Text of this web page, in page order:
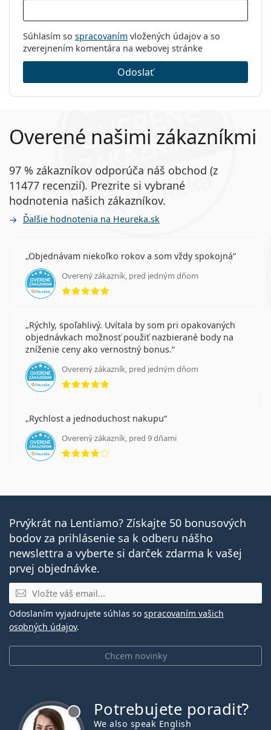
Súhlasím so spracovaním vložených údajov a so
zverejnením komentára na webovej stránke
Odoslať
Overené našimi zákazníkmi
97 % zákazníkov odporúča náš obchod (z
11477 recenzií). Prezrite si vybrané
hodnotenia našich zákazníkov.
Ďalšie hodnotenia na Heureka.sk
Objednávam niekoľko rokov a som vždy spokojná
Overený zákazník, pred jedným dňom
hodnotenie 5 z 5
Rýchly, spoľahlivý. Uvítala by som pri opakovaných
objednávkach možnosť použiť nazbierané body na
zníženie ceny ako vernostný bonus.
Overený zákazník, pred jedným dňom
hodnotenie 5 z 5
Rychlost a jednoduchost nakupu
Overený zákazník, pred 9 dňami
hodnotenie 4 z 5
Prvýkrát na Lentiamo? Získajte 50 bonusových
bodov za prihlásenie sa k odberu nášho
newslettra a vyberte si darček zdarma k vašej
prvej objednávke.
E-mail
Chcem novinky
Odoslaním vyjadrujete súhlas so spracovaním vašich
osobných údajov.
Potrebujete poradiť?
We also speak English